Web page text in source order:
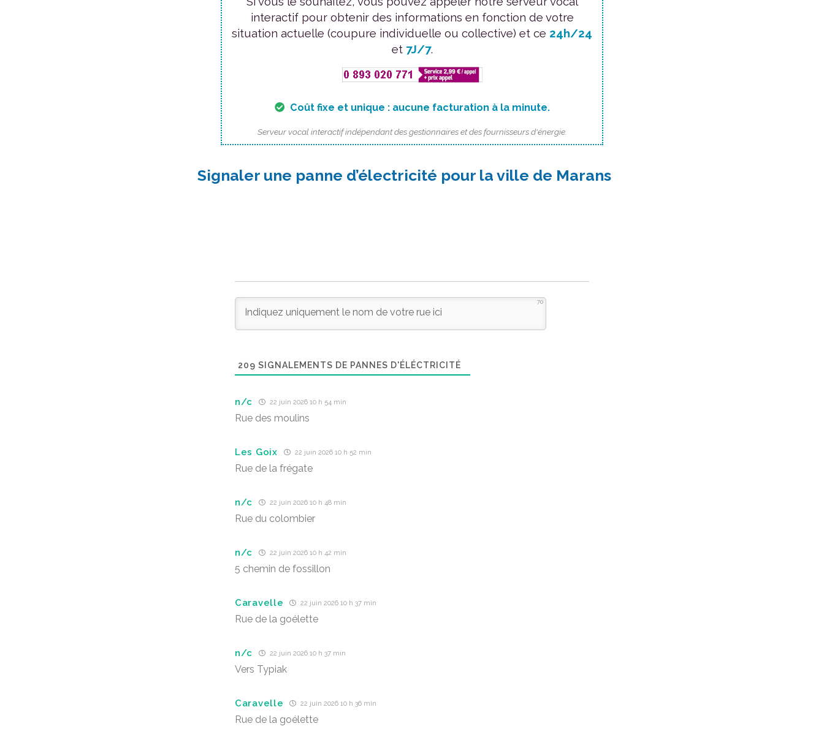
interactif pour obtenir des informations en fonction de votre
situation actuelle (coupure individuelle ou collective) et ce 24h/24
et 7J/7.
Coût fixe et unique : aucune facturation à la minute.
Serveur vocal interactif indépendant des gestionnaires et des fournisseurs d'énergie.
Signaler une panne d’électricité pour la ville de Marans
70
209 SIGNALEMENTS DE PANNES D'ÉLÉCTRICITÉ
n/c 22 juin 2026 10 h 54 min
Rue des moulins
Les Goix 22 juin 2026 10 h 52 min
Rue de la frégate
n/c 22 juin 2026 10 h 48 min
Rue du colombier
n/c 22 juin 2026 10 h 42 min
5 chemin de fossillon
Caravelle 22 juin 2026 10 h 37 min
Rue de la goélette
n/c 22 juin 2026 10 h 37 min
Vers Typiak
Caravelle 22 juin 2026 10 h 36 min
Rue de la goélette